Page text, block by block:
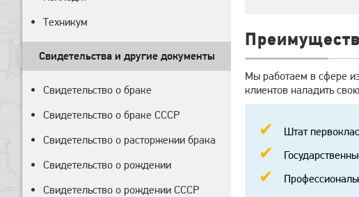
Мы работаем в сфере
клиентов наладить
Штат
Техникум
Свидетельства и другие документы
Свидетельство о браке
Свидетельство о браке СССР
Свидетельство о расторжении брака
Свидетельство о рождении
Свидетельство о рождении СССР